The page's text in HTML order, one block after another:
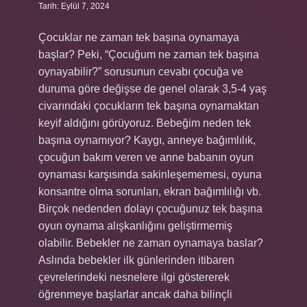
Tarih: Eylül 7, 2024
Çocuklar ne zaman tek başına oynamaya
başlar? Peki, “Çocuğum ne zaman tek başına
oynayabilir?” sorusunun cevabı çocuğa ve
duruma göre değişse de genel olarak 3,5-4 yaş
civarındaki çocukların tek başına oynamaktan
keyif aldığını görüyoruz. Bebeğim neden tek
başına oynamıyor? Kaygı, anneye bağımlılık,
çocuğun bakım veren ve anne babanın oyun
oynaması karşısında sakinleşememesi, oyuna
konsantre olma sorunları, ekran bağımlılığı vb.
Birçok nedenden dolayı çocuğunuz tek başına
oyun oynama alışkanlığını geliştirmemiş
olabilir. Bebekler ne zaman oynamaya baslar?
Aslında bebekler ilk günlerinden itibaren
çevrelerindeki nesnelere ilgi göstererek
öğrenmeye başlarlar ancak daha bilinçli